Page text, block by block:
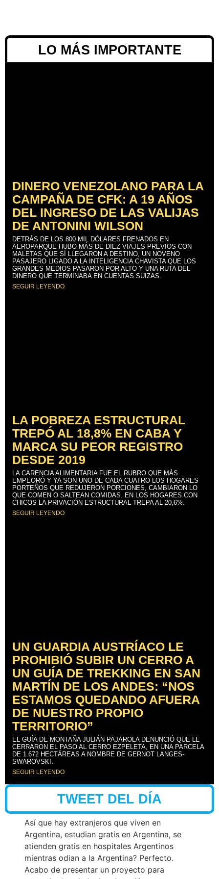
LO MÁS IMPORTANTE
DINERO VENEZOLANO PARA LA
CAMPAÑA DE CFK: A 19 AÑOS
DEL INGRESO DE LAS VALIJAS
DE ANTONINI WILSON
DETRÁS DE LOS 800 MIL DÓLARES FRENADOS EN
AEROPARQUE HUBO MÁS DE DIEZ VIAJES PREVIOS CON
MALETAS QUE SÍ LLEGARON A DESTINO, UN NOVENO
PASAJERO LIGADO A LA INTELIGENCIA CHAVISTA QUE LOS
GRANDES MEDIOS PASARON POR ALTO Y UNA RUTA DEL
DINERO QUE TERMINABA EN CUENTAS SUIZAS.
SEGUIR LEYENDO
LA POBREZA ESTRUCTURAL
TREPÓ AL 18,8% EN CABA Y
MARCA SU PEOR REGISTRO
DESDE 2019
LA CARENCIA ALIMENTARIA FUE EL RUBRO QUE MÁS
EMPEORÓ Y YA SON UNO DE CADA CUATRO LOS HOGARES
PORTEÑOS QUE REDUJERON PORCIONES, CAMBIARON LO
QUE COMEN O SALTEAN COMIDAS. EN LOS HOGARES CON
CHICOS LA PRIVACIÓN ESTRUCTURAL TREPA AL 20,6%.
SEGUIR LEYENDO
UN GUARDIA AUSTRÍACO LE
PROHIBIÓ SUBIR UN CERRO A
UN GUÍA DE TREKKING EN SAN
MARTÍN DE LOS ANDES: “NOS
ESTAMOS QUEDANDO AFUERA
DE NUESTRO PROPIO
TERRITORIO”
EL GUÍA DE MONTAÑA JULIÁN PAJAROLA DENUNCIÓ QUE LE
CERRARON EL PASO AL CERRO EZPELETA, EN UNA PARCELA
DE 1.672 HECTÁREAS A NOMBRE DE GERNOT LANGES-
SWAROVSKI.
SEGUIR LEYENDO
TWEET DEL DÍA
Así que hay extranjeros que viven en
Argentina, estudian gratis en Argentina, se
atienden gratis en hospitales Argentinos
mientras odian a la Argentina? Perfecto.
Acabo de presentar un proyecto para